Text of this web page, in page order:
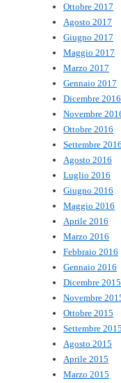
Ottobre 2017
Agosto 2017
Giugno 2017
Maggio 2017
Marzo 2017
Gennaio 2017
Dicembre 2016
Novembre
Ottobre 2016
Settembre 2016
Agosto 2016
Luglio 2016
Giugno 2016
Maggio 2016
Aprile 2016
Marzo 2016
Febbraio 2016
Gennaio 2016
Dicembre 2015
Novembre
Ottobre 2015
Settembre 2015
Agosto 2015
Aprile 2015
Marzo 2015